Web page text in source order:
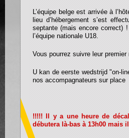
L’équipe belge est arrivée à
lieu d’hébergement s’est
septante (mais encore correct)
l’équipe nationale U18.
Vous pourrez suivre leur premier
U kan de eerste wedstrijd "on-
nos accompagnateurs sur place
!!!!! Il y a une heure de
débutera là-bas à 13h00 mais